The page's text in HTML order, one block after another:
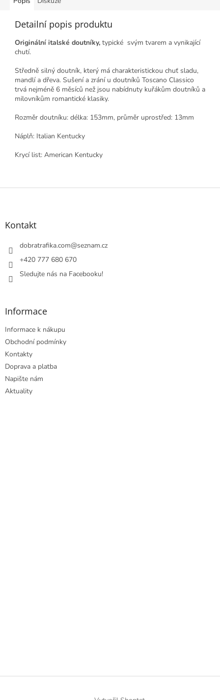
Detailní popis produktu
Originální italské doutníky, typické svým tvarem a vynikající
chutí.
Středně silný doutník, který má charakteristickou chuť sladu,
mandlí a dřeva. Sušení a zrání u doutníků Toscano Classico
trvá nejméně 6 měsíců než jsou nabídnuty kuřákům doutníků a
milovníkům romantické klasiky.
Rozměr doutníku: délka: 153mm, průměr uprostřed: 13mm
Náplň: Italian Kentucky
Krycí list: American Kentucky
Z
Kontakt
dobratrafika.com@seznam.cz
+420 777 680 670
Sledujte nás na Facebooku!
Informace
Informace k nákupu
Obchodní podmínky
Kontakty
Doprava a platba
Napište nám
Aktuality